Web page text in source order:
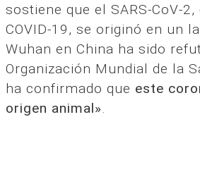
sostiene que el SARS-CoV-
COVID-19, se originó en un
Wuhan en China ha sido
Organización Mundial de la
ha confirmado que este
origen animal».